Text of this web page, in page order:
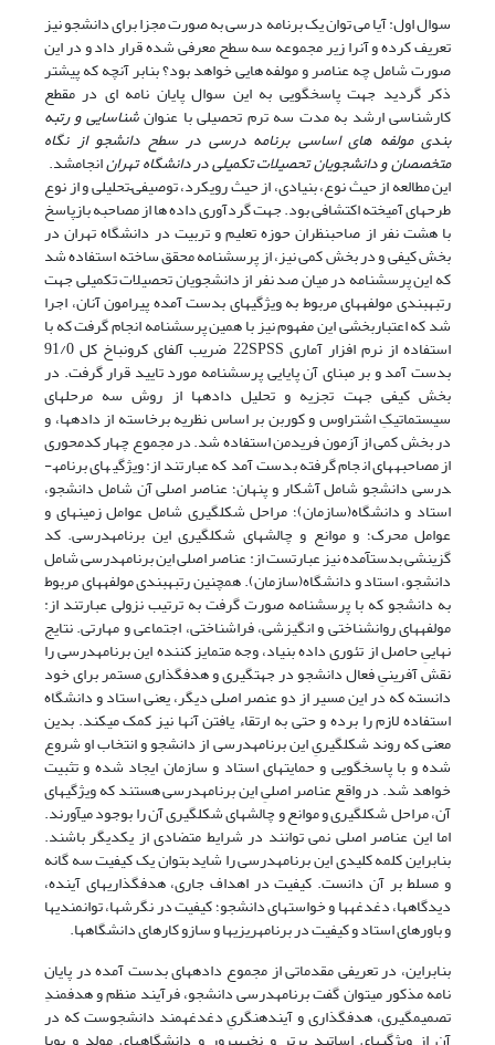
سوال اول: آیا می توان یک برنامه درسی به صورت مجزا برای دانشجو نیز
تعریف کرده و آنرا زیر مجموعه سه سطح معرفی شده قرار داد و در این
صورت شامل چه عناصر و مولفه هایی خواهد بود؟ بنابر آنچه که پیشتر
ذکر گردید جهت پاسخگویی به این سوال پایان نامه ای در مقطع
کارشناسی ارشد به مدت سه ترم تحصیلی با عنوانشناسایی و رتبه
بندی مولفه های اساسی برنامه درسی در سطح دانشجو از نگاه
متخصصان و دانشجویان تحصیلات تکمیلی در دانشگاه تهرانانجامشد.
این مطالعه از حیث نوع، بنیادی، از حیث رویکرد، توصیفی­–تحلیلی و از نوع
طرح­های آمیخته اکتشافی بود. جهت گردآوری داده ها از مصاحبه بازپاسخ
با هشت نفر از صاحبنظران حوزه تعلیم و تربیت در دانشگاه تهران در
بخش کیفی و در بخش کمی نیز، از پرسشنامه محقق ساخته استفاده شد
که این پرسشنامه در میان صد نفر از دانشجویان تحصیلات تکمیلی جهت
رتبه­بندی مولفه­های مربوط به ویژگی­های بدست آمده پیرامون آنان، اجرا
شد که اعتباربخشی این مفهوم نیز با همین پرسشنامه انجام گرفت که با
استفاده از نرم افزار آماری 22SPSS ضریب آلفای کرونباخ کل 91/0
بدست آمد و بر مبنای آن پایایی پرسشنامه مورد تایید قرار گرفت. در
بخش کیفی جهت تجزیه و تحلیل داده­ها از روش سه مرحله­ای
سیستماتیکِ اشتراوس و کوربن بر اساس نظریه برخاسته از داده­ها، و
در بخش کمی از آزمون فریدمن استفاده شد. در مجموع چهار کدمحوری
از مصاحبه­های انجام گرفته بدست آمد که عبارتند از: ویژگی­های برنامه­
درسی دانشجو شامل آشکار و پنهان؛ عناصر اصلی آن شامل دانشجو،
استاد و دانشگاه(سازمان)؛ مراحل شکل­گیری شامل عوامل زمینه­ای و
عوامل محرک؛ و موانع و چالش­های شکل­گیری این برنامه­درسی. کد
گزینشی بدست­آمده نیز عبارتست از: عناصر اصلی این برنامه­درسی شامل
دانشجو، استاد و دانشگاه(سازمان). همچنین رتبه­بندی مولفه­های مربوط
به دانشجو که با پرسشنامه صورت گرفت به ترتیب نزولی عبارتند از:
مولفه­های روان­شناختی و انگیزشی، فراشناختی، اجتماعی و مهارتی. نتایج
نهاییِ حاصل از تئوری داده بنیاد، وجه متمایز کننده این برنامه­­درسی را
نقش آفرینیِ فعال دانشجو در جهت­گیری و هدفگذاری مستمر برای خود
دانسته که در این مسیر از دو عنصر اصلی دیگر، یعنی استاد و دانشگاه
استفاده لازم را برده و حتی به ارتقاء یافتن آن­ها نیز کمک می­کند. بدین
معنی که روند شکل­گیریِ این برنامه­درسی از دانشجو و انتخاب او شروع
شده و با پاسخگویی و حمایت­های استاد و سازمان ایجاد شده و تثبیت
خواهد شد. در واقع عناصر اصلیِ این برنامه­درسی هستند که ویژگی­های
آن، مراحل شکل­گیری و موانع و چالش­های شکل­گیری آن را بوجود می­آورند.
اما این عناصر اصلی نمی توانند در شرایط متضادی از یکدیگر باشند.
بنابراین کلمه کلیدی این برنامه­درسی را شاید بتوان یک کیفیت سه گانه
و مسلط بر آن دانست. کیفیت در اهداف جاری، هدفگذاری­های آینده،
دیدگاه­ها، دغدغه­ها و خواست­های دانشجو؛ کیفیت در نگرش­ها، توانمندی­ها
و باورهای استاد و کیفیت در برنامه­ریزی­ها و سازو کارهای دانشگاه­ها­.
بنابراین، در تعریفی مقدماتی از مجموع داده­های بدست آمده در پایان
نامه مذکور می­توان گفت برنامه­درسی دانشجو، فرآیند منظم و هدفمندِ
تصمیم­گیری، هدفگذاری و آینده­نگریِ دغدغه­مند دانشجوست که در